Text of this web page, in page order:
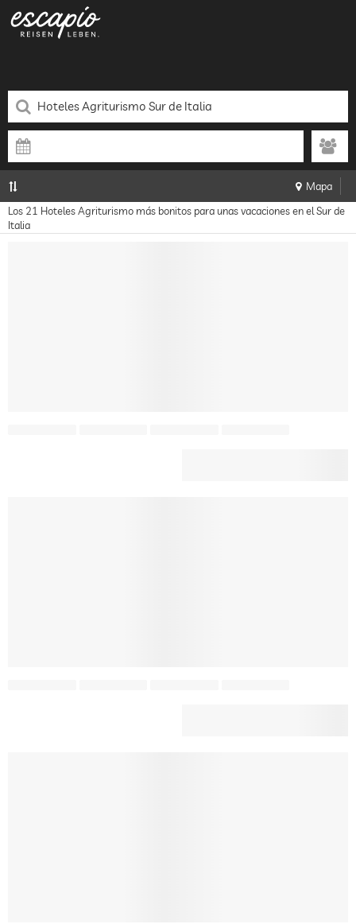
Mapa
Los 21 Hoteles Agriturismo más bonitos para unas vacaciones en el Sur de
Italia